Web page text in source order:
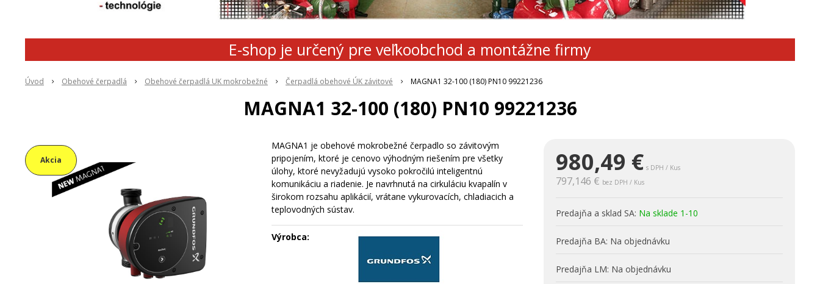
E-shop je určený pre veľkoobchod a montážne firmy
Úvod Obehové čerpadlá Obehové čerpadlá UK mokrobežné Čerpadlá obehové ÚK závitové MAGNA1 32-100 (180) PN10 99221236
MAGNA1 32-100 (180) PN10 99221236
Akcia 980,49 € s DPH / Kus
797,146 € bez DPH / Kus
Predajňa a sklad SA: Na sklade 1-10
Predajňa BA: Na objednávku
Predajňa LM: Na objednávku
MAGNA1 je obehové mokrobežné čerpadlo so závitovým
pripojením, ktoré je cenovo výhodným riešením pre všetky
úlohy, ktoré nevyžadujú vysoko pokročilú inteligentnú
komunikáciu a riadenie. Je navrhnutá na cirkuláciu kvapalín v
širokom rozsahu aplikácií, vrátane vykurovacích, chladiacich a
teplovodných sústav.
Výrobca: